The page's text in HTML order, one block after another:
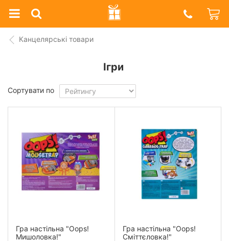
Prazdnik
Shop
Канцелярські товари
Ігри
Сортувати по
Гра настільна "Oops!
Мишоловка!"
Гра настільна "Oops!
Сміттєловка!"